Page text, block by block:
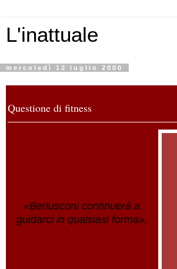
L'inattuale
mercoledì 12 luglio 2000
Questione di fitness
«Berlusconi continuerà a
guidarci in qualsiasi forma».